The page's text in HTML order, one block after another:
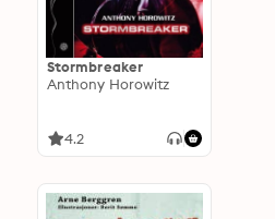
Stormbreaker
Anthony Horowitz
4.2